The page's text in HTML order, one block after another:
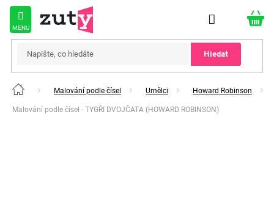
Přejít
obsah
Hledat
Domů Malování podle čísel Umělci Howard Robinson
Malování podle čísel - TYGŘI DVOJČATA (HOWARD ROBINSON)